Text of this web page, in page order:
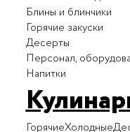
Блины и блинчики
Горячие закуски
Десерты
Персонал,
Напитки
ГорячиеХолодные